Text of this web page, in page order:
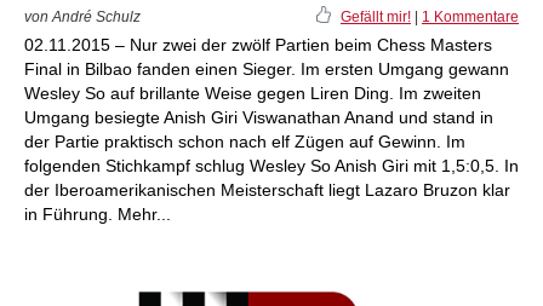
von André Schulz Gefällt mir! 1 Kommentare
02.11.2015 – Nur zwei der zwölf Partien beim Chess Masters
Final in Bilbao fanden einen Sieger. Im ersten Umgang gewann
Wesley So auf brillante Weise gegen Liren Ding. Im zweiten
Umgang besiegte Anish Giri Viswanathan Anand und stand in
der Partie praktisch schon nach elf Zügen auf Gewinn. Im
folgenden Stichkampf schlug Wesley So Anish Giri mit 1,5:0,5. In
der Iberoamerikanischen Meisterschaft liegt Lazaro Bruzon klar
in Führung. Mehr...